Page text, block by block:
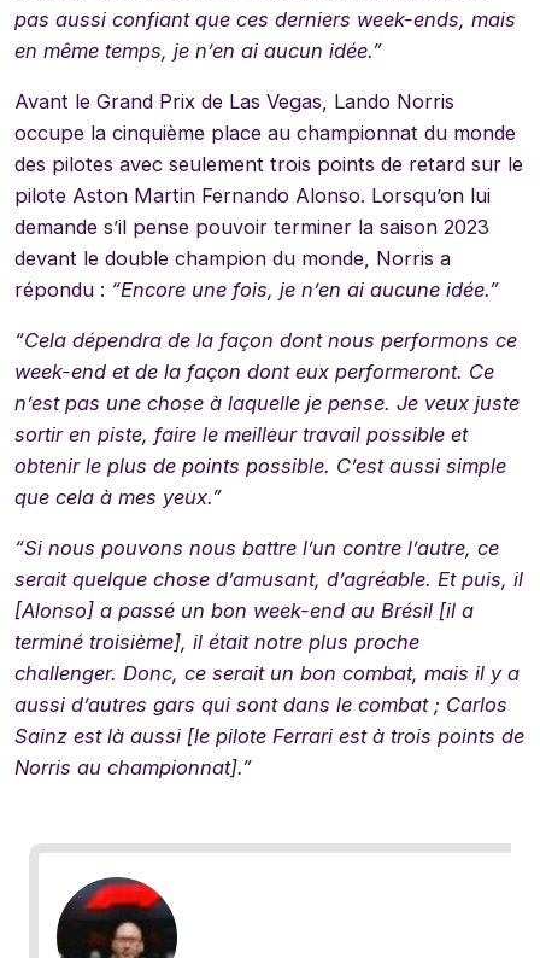
pas aussi confiant que ces derniers week-ends, mais
en même temps, je n’en ai aucun idée.”
Avant le Grand Prix de Las Vegas, Lando Norris
occupe la cinquième place au championnat du monde
des pilotes avec seulement trois points de retard sur le
pilote Aston Martin Fernando Alonso. Lorsqu’on lui
demande s’il pense pouvoir terminer la saison 2023
devant le double champion du monde, Norris a
répondu : “Encore une fois, je n’en ai aucune idée.”
“Cela dépendra de la façon dont nous performons ce
week-end et de la façon dont eux performeront. Ce
n’est pas une chose à laquelle je pense. Je veux juste
sortir en piste, faire le meilleur travail possible et
obtenir le plus de points possible. C’est aussi simple
que cela à mes yeux.”
“Si nous pouvons nous battre l’un contre l’autre, ce
serait quelque chose d’amusant, d’agréable. Et puis, il
[Alonso] a passé un bon week-end au Brésil [il a
terminé troisième], il était notre plus proche
challenger. Donc, ce serait un bon combat, mais il y a
aussi d’autres gars qui sont dans le combat ; Carlos
Sainz est là aussi [le pilote Ferrari est à trois points de
Norris au championnat].”